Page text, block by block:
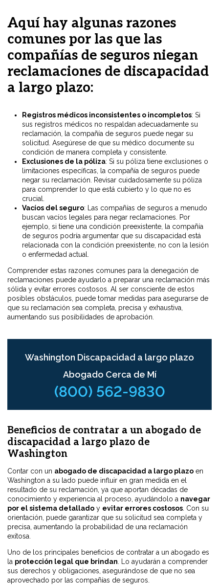
Aquí hay algunas razones
comunes por las que las
compañías de seguros niegan
reclamaciones de discapacidad
a largo plazo:
Registros médicos inconsistentes o incompletos: Si
sus registros médicos no respaldan adecuadamente su
reclamación, la compañía de seguros puede negar su
solicitud. Asegúrese de que su médico documente su
condición de manera completa y consistente.
Exclusiones de la póliza: Si su póliza tiene exclusiones o
limitaciones específicas, la compañía de seguros puede
negar su reclamación. Revisar cuidadosamente su póliza
para comprender lo que está cubierto y lo que no es
crucial.
Vacíos del seguro: Las compañías de seguros a menudo
buscan vacíos legales para negar reclamaciones. Por
ejemplo, si tiene una condición preexistente, la compañía
de seguros podría argumentar que su discapacidad está
relacionada con la condición preexistente, no con la lesión
o enfermedad actual.
Comprender estas razones comunes para la denegación de
reclamaciones puede ayudarlo a preparar una reclamación más
sólida y evitar errores costosos. Al ser consciente de estos
posibles obstáculos, puede tomar medidas para asegurarse de
que su reclamación sea completa, precisa y exhaustiva,
aumentando sus posibilidades de aprobación.
Washington Discapacidad a largo plazo
Abogado Cerca de Mí
(800) 562-9830
Beneficios de contratar a un abogado de
discapacidad a largo plazo de
Washington
Contar con un abogado de discapacidad a largo plazo en
Washington a su lado puede influir en gran medida en el
resultado de su reclamación, ya que aportan décadas de
conocimiento y experiencia al proceso, ayudándolo a navegar
por el sistema detallado y evitar errores costosos . Con su
orientación, puede garantizar que su solicitud sea completa y
precisa, aumentando la probabilidad de una reclamación
exitosa.
Uno de los principales beneficios de contratar a un abogado es
la protección legal que brindan . Lo ayudarán a comprender
sus derechos y obligaciones, asegurándose de que no sea
aprovechado por las compañías de seguros.